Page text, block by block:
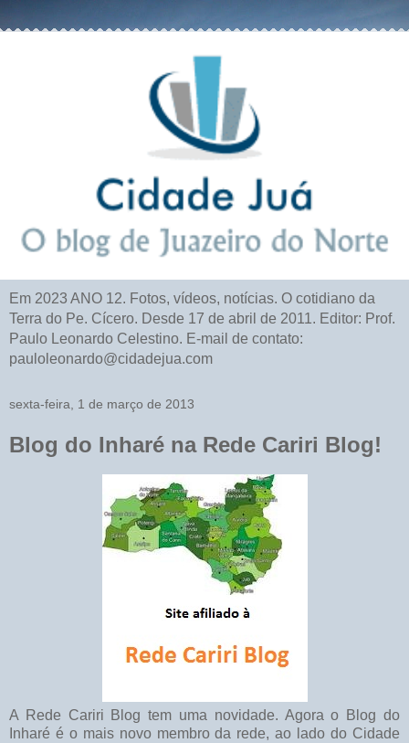
Em 2023 ANO 12. Fotos, vídeos, notícias. O cotidiano da
Terra do Pe. Cícero. Desde 17 de abril de 2011. Editor: Prof.
Paulo Leonardo Celestino. E-mail de contato:
pauloleonardo@cidadejua.com
sexta-feira, 1 de março de 2013
Blog do Inharé na Rede Cariri Blog!
A Rede Cariri Blog tem uma novidade. Agora o Blog do
Inharé é o mais novo membro da rede, ao lado do Cidade